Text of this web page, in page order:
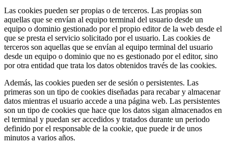
Las cookies pueden ser propias o de terceros. Las propias son
aquellas que se envían al equipo terminal del usuario desde un
equipo o dominio gestionado por el propio editor de la web desde el
que se presta el servicio solicitado por el usuario. Las cookies de
terceros son aquellas que se envían al equipo terminal del usuario
desde un equipo o dominio que no es gestionado por el editor, sino
por otra entidad que trata los datos obtenidos través de las cookies.
Además, las cookies pueden ser de sesión o persistentes. Las
primeras son un tipo de cookies diseñadas para recabar y almacenar
datos mientras el usuario accede a una página web. Las persistentes
son un tipo de cookies que hace que los datos sigan almacenados en
el terminal y puedan ser accedidos y tratados durante un periodo
definido por el responsable de la cookie, que puede ir de unos
minutos a varios años.